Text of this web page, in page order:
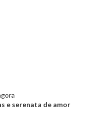
e serenata de amor